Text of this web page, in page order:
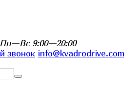
Пн—Вс 9:00—20:00
звонок info@kvadrodrive.com